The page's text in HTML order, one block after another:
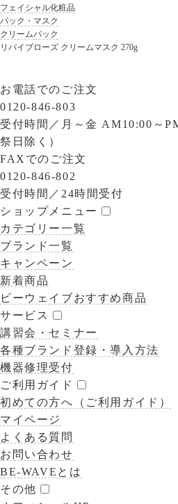
フェイシャル化粧品
パック・マスク
クリームパック
リバイブローズ クリームマスク 270g
お電話でのご注文
0120-846-803
受付時間／ 月～金 AM10:00～
祭日除く）
FAXでのご注文
0120-846-802
受付時間／ 24時間受付
ショップメニュー
カテゴリー一覧
ブランド一覧
キャンペーン
新着商品
ビーウェイブおすすめ商品
サービス
講習会・セミナー
各種ブランド登録・導入方法
機器修理受付
ご利用ガイド
初めての方へ（ご利用ガイド）
マイページ
よくある質問
お問い合わせ
BE-WAVEとは
その他